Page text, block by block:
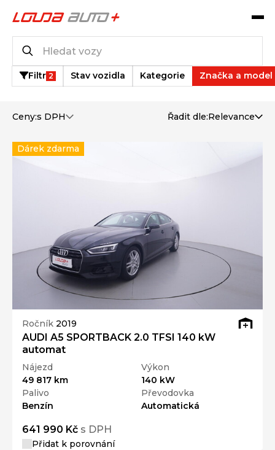
Filtr 2 Stav vozidla Kategorie Značka a model
Ceny:s DPH Řadit dle:Relevance
Ročník 2019
AUDI A5 SPORTBACK 2.0 TFSI 140 kW
automat
Nájezd
49 817 km
Výkon
140 kW
Palivo
Benzín
Převodovka
Automatická
641 990 Kč s DPH
Přidat k porovnání
Dárek zdarma